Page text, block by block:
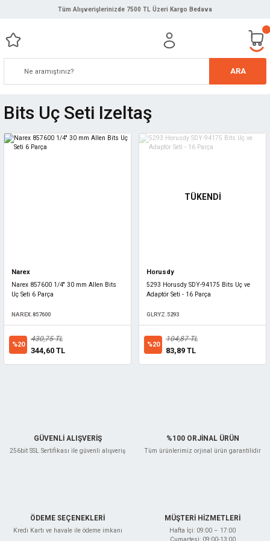
Tüm Alışverişlerinizde 7500 TL Üzeri Kargo Bedava
ARA
Bits Uç Seti Izeltaş
Narex
Narex 857600 1/4'' 30 mm Allen Bits
Uç Seti 6 Parça
NAREX.857600
%20
430,75 TL
344,60 TL
TÜKENDİ
Horusdy
5293 Horusdy SDY-94175 Bits Uç ve
Adaptör Seti - 16 Parça
GLRYZ.5293
%20
104,87 TL
83,89 TL
GÜVENLİ ALIŞVERİŞ
256bit SSL Sertifikası ile güvenli alışveriş
%100 ORJİNAL ÜRÜN
Tüm ürünlerimiz orjinal ürün garantilidir
ÖDEME SEÇENEKLERİ
Kredi Kartı ve havale ile ödeme imkanı
MÜŞTERİ HİZMETLERİ
Hafta İçi: 09:00 – 17:00
Cumartesi: 09:00-13:00